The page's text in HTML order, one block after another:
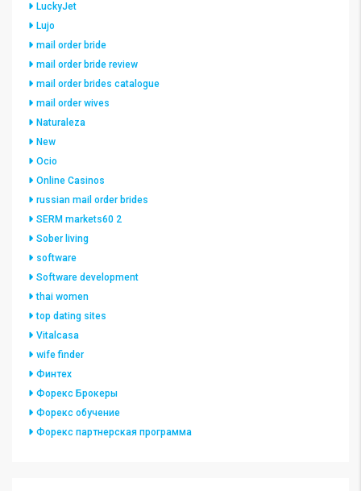
LuckyJet
Lujo
mail order bride
mail order bride review
mail order brides catalogue
mail order wives
Naturaleza
New
Ocio
Online Casinos
russian mail order brides
SERM markets60 2
Sober living
software
Software development
thai women
top dating sites
Vitalcasa
wife finder
Финтех
Форекс Брокеры
Форекс обучение
Форекс партнерская программа